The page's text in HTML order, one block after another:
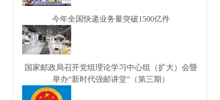
今年全国快递业务量突破1500亿件
国家邮政局召开党组理论学习中心组（扩大）会暨
举办“新时代强邮讲堂”（第三期）